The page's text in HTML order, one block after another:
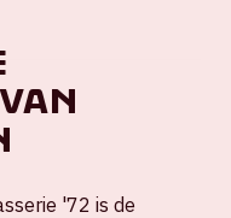
'72 is de